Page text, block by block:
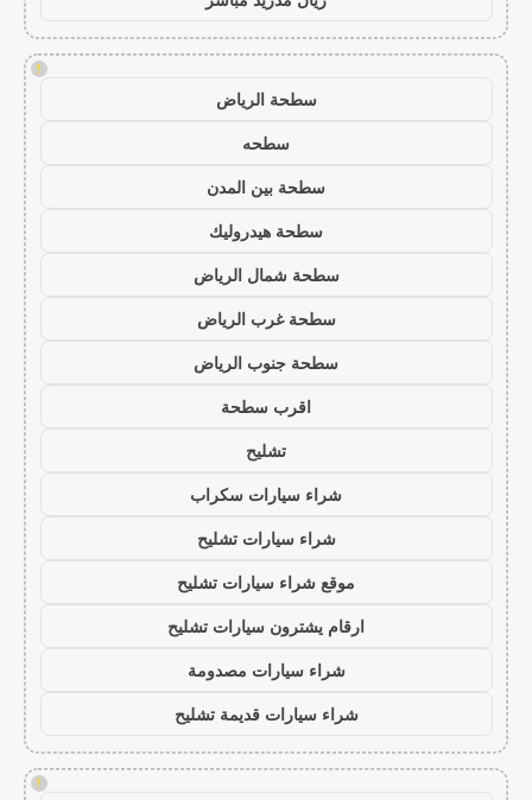
!
سطحة الرياض
سطحه
سطحة بين المدن
سطحة هيدروليك
سطحة شمال الرياض
سطحة غرب الرياض
سطحة جنوب الرياض
اقرب سطحة
تشليح
شراء سيارات سكراب
شراء سيارات تشليح
موقع شراء سيارات تشليح
ارقام يشترون سيارات تشليح
شراء سيارات مصدومة
شراء سيارات قديمة تشليح
!